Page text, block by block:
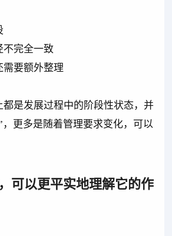
不完全一致
需要额外整理
都是发展过程中的阶段性状态，并
，更多是随着管理要求变化，可以
可以更平实地理解它的作